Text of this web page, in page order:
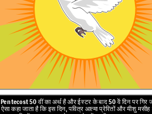
Pentecost50 वीं का अर्थ है और ईस्टर के बाद 50 वें दिन पर गिर
ऐसा कहा जाता है कि इस दिन,पवित्र आत्मा प्रेरितों और यीशु